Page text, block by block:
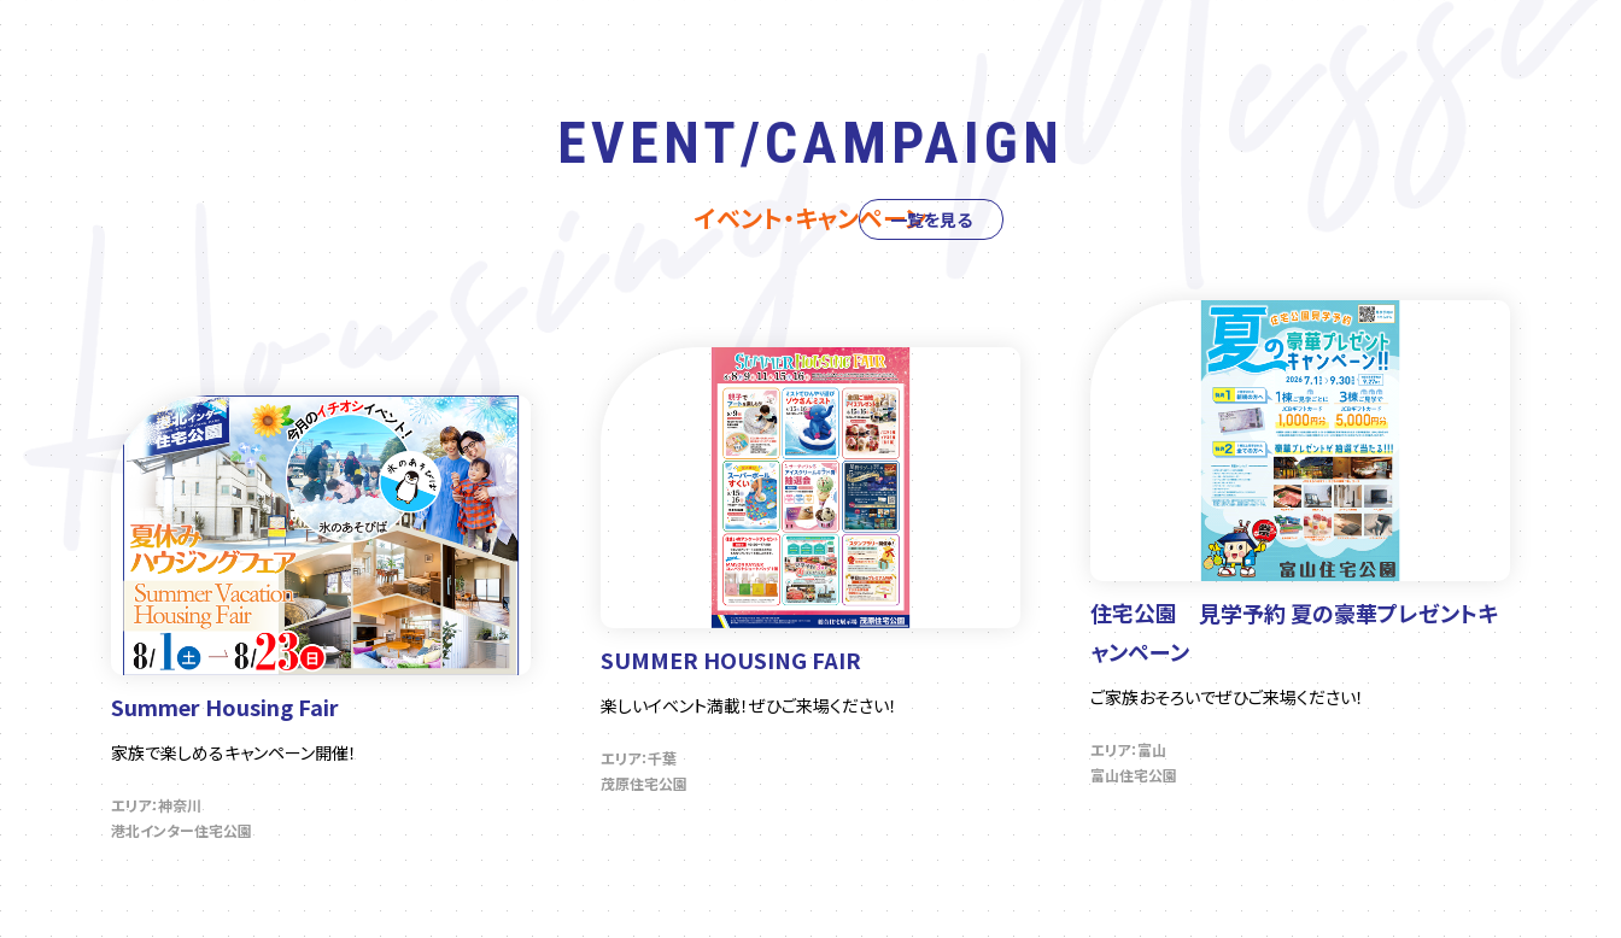
EVENT/CAMPAIGN
イベント・キャンペーン
Summer Housing Fair
家族で楽しめるキャンペーン開催！
エリア：神奈川
港北インター住宅公園
SUMMER HOUSING FAIR
楽しいイベント満載！ぜひご来場ください！
エリア：千葉
茂原住宅公園
住宅公園 見学予約 夏の豪華プレゼントキ
ャンペーン
ご家族おそろいでぜひご来場ください！
エリア：富山
富山住宅公園
一覧を見る